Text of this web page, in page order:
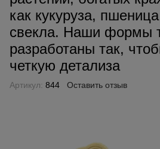
как кукуруза,
свекла. Наши формы
разработаны так,
четкую детализа
Артикул: 844 Оставить отзыв